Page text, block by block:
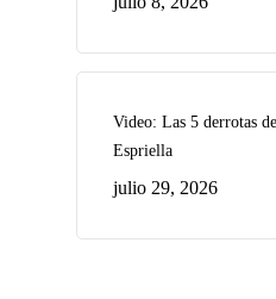
Video: Las 5 derrotas
Espriella
julio 29, 2026